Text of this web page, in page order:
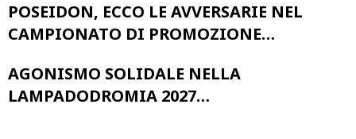
POSEIDON, ECCO LE AVVERSARIE NEL
CAMPIONATO DI PROMOZIONE…
AGONISMO SOLIDALE NELLA
LAMPADODROMIA 2027…